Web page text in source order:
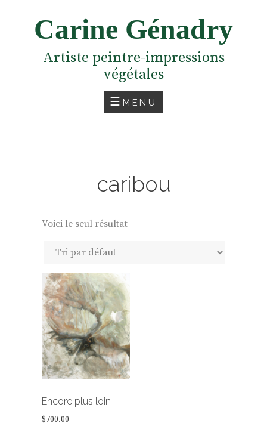
Carine Génadry
Artiste peintre-impressions
végétales
MENU
caribou
Voici le seul résultat
Encore plus loin
$700.00